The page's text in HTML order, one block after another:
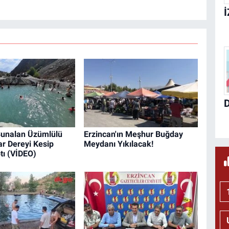
Üzümlülü
Dereyi Kesip
(VİDEO)
Erzincan'ın Meşhur Buğday
Meydanı Yıkılacak!